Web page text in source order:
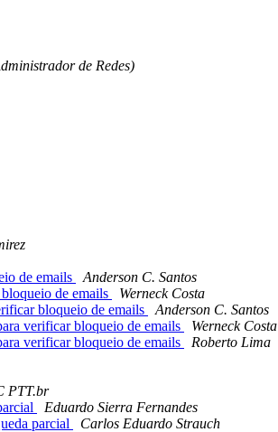
de Redes)
de emails
Anderson C. Santos
de emails
Werneck Costa
bloqueio de emails
Anderson C. Santos
verificar bloqueio de emails
Werneck Costa
verificar bloqueio de emails
Roberto Lima
PTT.br
Eduardo Sierra Fernandes
parcial
Carlos Eduardo Strauch